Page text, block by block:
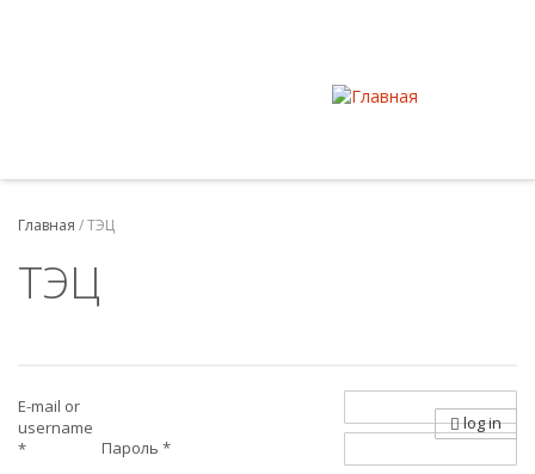
Главная /ТЭЦ
ТЭЦ
E-mail or
username
*
Пароль *
log in